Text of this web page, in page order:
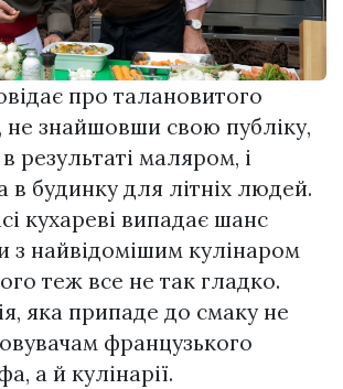
про талановитого
не знайшовши свою публіку,
результаті маляром, і
в будинку для літніх людей.
кухареві випадає шанс
з найвідомішим кулінаром
теж все не так гладко.
яка припаде до смаку не
французького
а й кулінарії.